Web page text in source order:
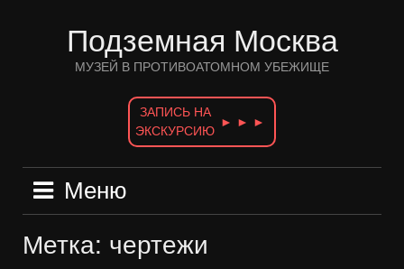
Подземная Москва
МУЗЕЙ В ПРОТИВОАТОМНОМ УБЕЖИЩЕ
ЗАПИСЬ НА
ЭКСКУРСИЮ
► ► ►
Меню
Метка: чертежи